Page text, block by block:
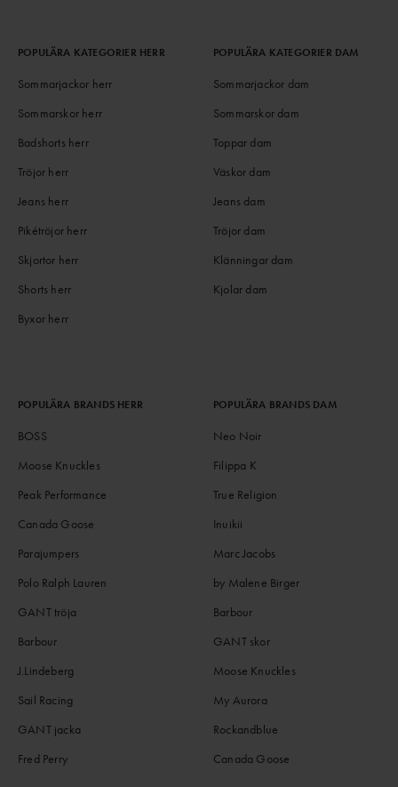
POPULÄRA KATEGORIER HERR
Sommarjackor herr
Sommarskor herr
Badshorts herr
Tröjor herr
Jeans herr
Pikétröjor herr
Skjortor herr
Shorts herr
Byxor herr
POPULÄRA KATEGORIER DAM
Sommarjackor dam
Sommarskor dam
Toppar dam
Väskor dam
Jeans dam
Tröjor dam
Klänningar dam
Kjolar dam
POPULÄRA BRANDS HERR
BOSS
Moose Knuckles
Peak Performance
Canada Goose
Parajumpers
Polo Ralph Lauren
GANT tröja
Barbour
J.Lindeberg
Sail Racing
GANT jacka
Fred Perry
POPULÄRA BRANDS DAM
Neo Noir
Filippa K
True Religion
Inuikii
Marc Jacobs
by Malene Birger
Barbour
GANT skor
Moose Knuckles
My Aurora
Rockandblue
Canada Goose